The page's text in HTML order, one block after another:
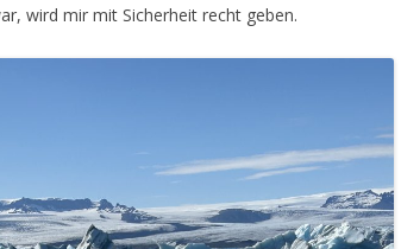
wird mir mit Sicherheit recht geben.